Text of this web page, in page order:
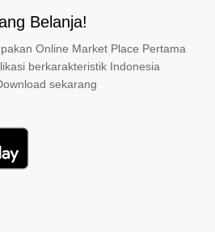
Belanja!
Online Market Place Pertama
berkarakteristik Indonesia
sekarang